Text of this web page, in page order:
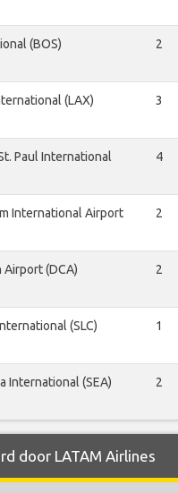
(BOS) 2
(LAX) 3
Paul International
4
International Airport
2
Airport (DCA) 2
(SLC) 1
International (SEA) 2
door LATAM Airlines